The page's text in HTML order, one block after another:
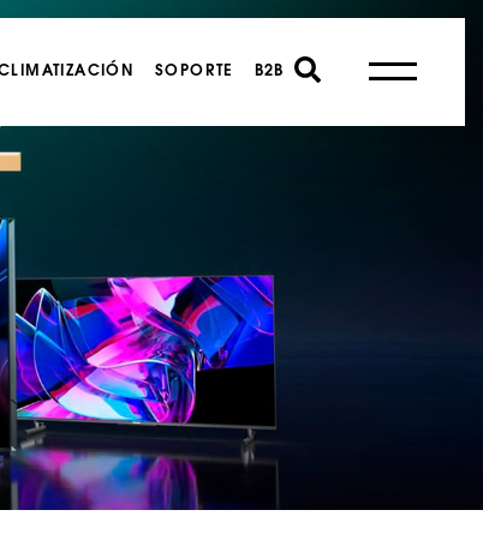
SOPORTE B2B